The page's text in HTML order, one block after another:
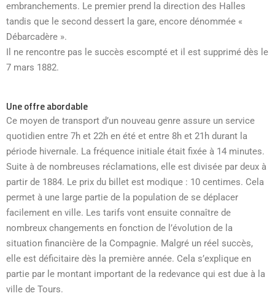
embranchements. Le premier prend la direction des Halles
tandis que le second dessert la gare, encore dénommée «
Débarcadère ».
Il ne rencontre pas le succès escompté et il est supprimé dès le
7 mars 1882.
Une offre abordable
Ce moyen de transport d’un nouveau genre assure un service
quotidien entre 7h et 22h en été et entre 8h et 21h durant la
période hivernale. La fréquence initiale était fixée à 14 minutes.
Suite à de nombreuses réclamations, elle est divisée par deux à
partir de 1884. Le prix du billet est modique : 10 centimes. Cela
permet à une large partie de la population de se déplacer
facilement en ville. Les tarifs vont ensuite connaître de
nombreux changements en fonction de l’évolution de la
situation financière de la Compagnie. Malgré un réel succès,
elle est déficitaire dès la première année. Cela s’explique en
partie par le montant important de la redevance qui est due à la
ville de Tours.